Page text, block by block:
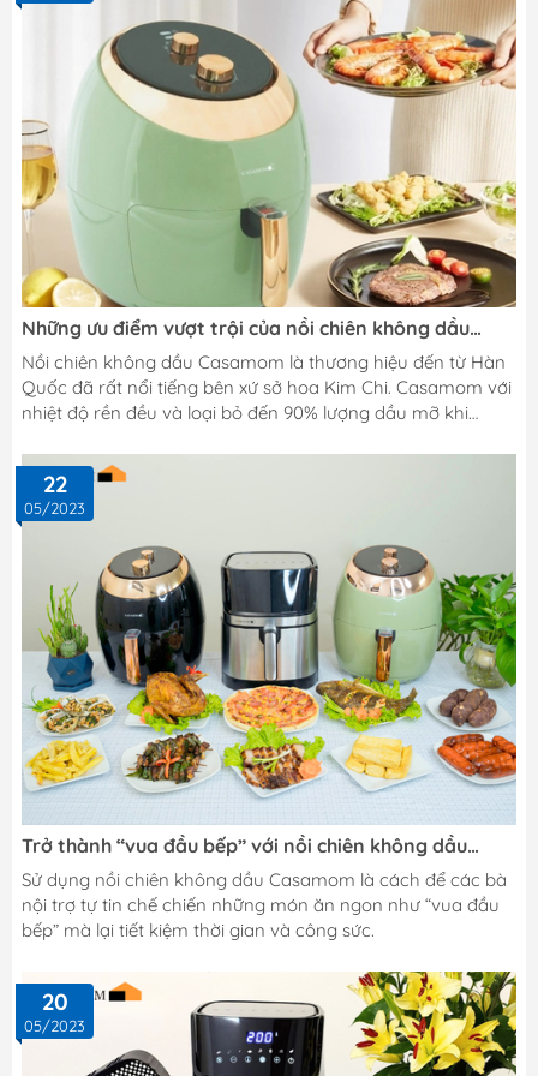
toàn và cực sang với màu xanh ngọc và màu đen cực đẹp.
Những ưu điểm vượt trội của nồi chiên không dầu
Casamom Hàn Quốc
Nồi chiên không dầu Casamom là thương hiệu đến từ Hàn
Quốc đã rất nổi tiếng bên xứ sở hoa Kim Chi. Casamom với
nhiệt độ rền đều và loại bỏ đến 90% lượng dầu mỡ khi
toàn cho bạn và gia đình bạn Nồi chiên Casamom với mã
loại Casamom CAA – 201 dung tích 2 trong 1 với dung tích
là 7 lít sẽ bao gồm 1 khay 5.5 L và 1 khay 7L tiện dụng an
toàn và cực sang với màu xanh ngọc cực đẹp. – Nồi chiên
22
05/2023
Trở thành “vua đầu bếp” với nồi chiên không dầu
Casamom
Sử dụng nồi chiên không dầu Casamom là cách để các bà
nội trợ tự tin chế chiến những món ăn ngon như “vua đầu
bếp” mà lại tiết kiệm thời gian và công sức.
20
05/2023